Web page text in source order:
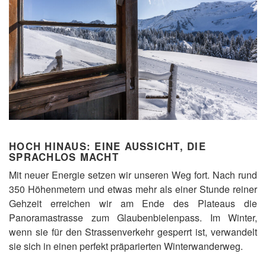
HOCH HINAUS: EINE AUSSICHT, DIE
SPRACHLOS MACHT
Mit neuer Energie setzen wir unseren Weg fort. Nach rund
350 Höhenmetern und etwas mehr als einer Stunde reiner
Gehzeit erreichen wir am Ende des Plateaus die
Panoramastrasse zum Glaubenbielenpass. Im Winter,
wenn sie für den Strassenverkehr gesperrt ist, verwandelt
sie sich in einen perfekt präparierten Winterwanderweg.